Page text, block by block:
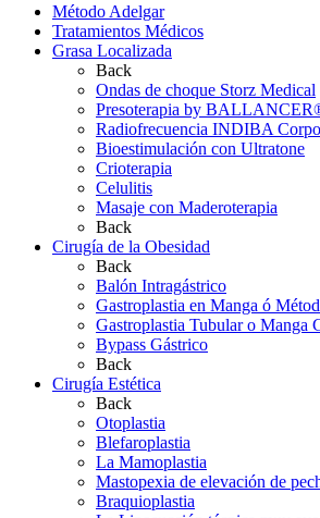
Método Adelgar
Tratamientos Médicos
Grasa Localizada
Back
Ondas de choque Storz Medical
Presoterapia by
Radiofrecuencia INDIBA
Bioestimulación con Ultratone
Crioterapia
Celulitis
Masaje con Maderoterapia
Back
Cirugía de la Obesidad
Back
Balón Intragástrico
Gastroplastia en Manga ó
Gastroplastia Tubular o Manga
Bypass Gástrico
Back
Cirugía Estética
Back
Otoplastia
Blefaroplastia
La Mamoplastia
Mastopexia de elevación de
Braquioplastia